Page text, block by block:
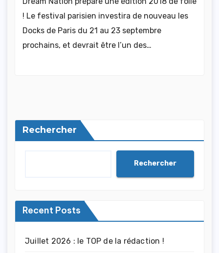
! Le festival parisien investira de nouveau les
Docks de Paris du 21 au 23 septembre
prochains, et devrait être l’un des…
Rechercher
Rechercher
Recent Posts
Juillet 2026 : le TOP de la rédaction !